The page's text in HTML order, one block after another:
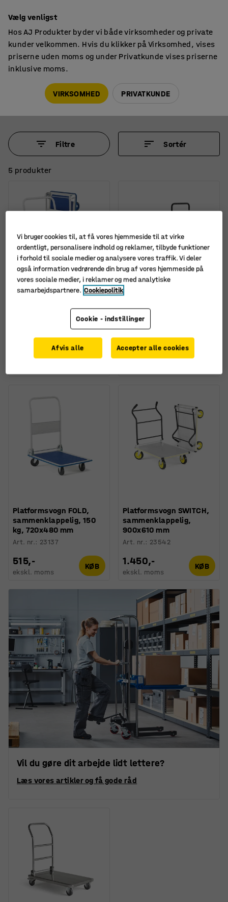
Sammenklappelig platformsvogn
Filtre Sortér
5 produkter
Platformsvogn FOLD,
sammenklappelig, 300
kg, 905x610 mm
Art. nr.:31155
870,- KØB
Platformsvogn ROCKET,
sammenklappelig, 150
Art. nr.:23577
795,-
Platformsvogn FOLD,
sammenklappelig, 150
kg, 720x480 mm
Art. nr.: 23137
515,-
ekskl. moms
KØB
Platformsvogn SWITCH,
sammenklappelig,
900x610 mm
Art. nr.: 23542
1.450,-
ekskl. moms
KØB
Vil du gøre dit arbejde lidt lettere?
Læs vores artikler og få gode råd
Vælg venligst
Hos AJ Produkter byder vi både virksomheder og private
kunder velkommen. Hvis du klikker på Virksomhed, vises
priserne uden moms og under Privatkunde vises priserne
inklusive moms.
VIRKSOMHED PRIVATKUNDE
Vi bruger cookies til, at få vores hjemmeside til at virke
ordentligt, personalisere indhold og reklamer, tilbyde funktioner
i forhold til sociale medier og analysere vores traffik. Vi deler
også information vedrørende din brug af vores hjemmeside på
vores sociale medier, i reklamer og med analytiske
samarbejdspartnere. Cookiepolitik
Cookie - indstillinger
Afvis alle Accepter alle cookies